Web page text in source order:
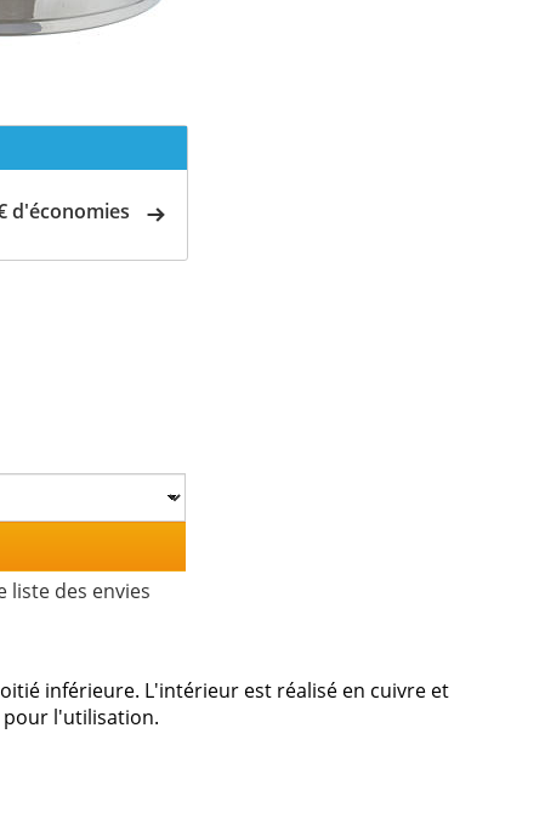
d'économies
liste des envies
inférieure. L'intérieur est réalisé en cuivre et
pour l'utilisation.